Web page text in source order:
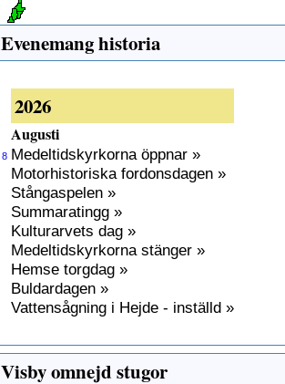
Evenemang historia
2026
Augusti
8 Medeltidskyrkorna öppnar »
Motorhistoriska fordonsdagen »
Stångaspelen »
Summaratingg »
Kulturarvets dag »
Medeltidskyrkorna stänger »
Hemse torgdag »
Buldardagen »
Vattensågning i Hejde - inställd »
Visby omnejd stugor